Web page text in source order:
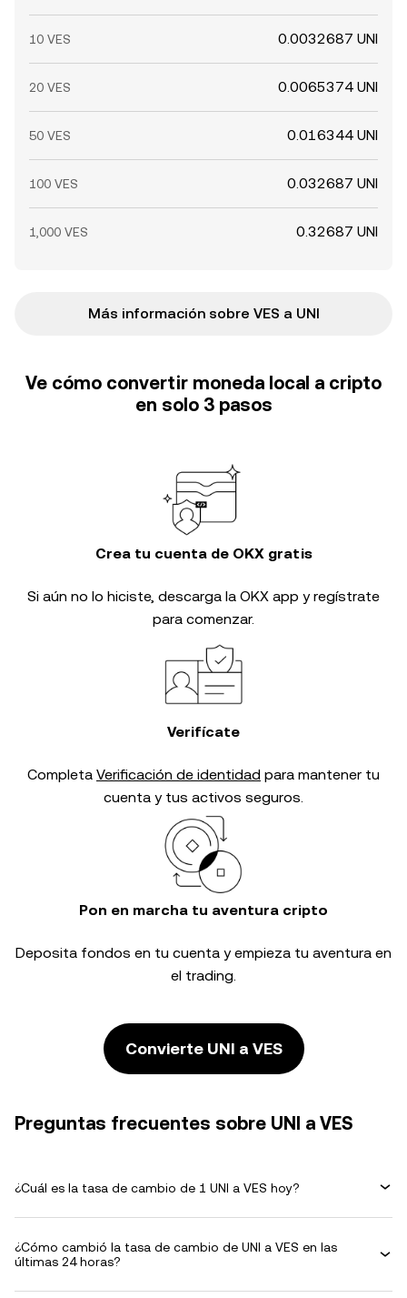
10 VES 0.0032687 UNI
20 VES 0.0065374 UNI
50 VES 0.016344 UNI
100 VES 0.032687 UNI
1,000 VES 0.32687 UNI
Más información sobre VES a UNI
Ve cómo convertir moneda local a cripto
en solo 3 pasos
Crea tu cuenta de OKX gratis
Si aún no lo hiciste, descarga la OKX app y regístrate
para comenzar.
Verifícate
Completa Verificación de identidad para mantener tu
cuenta y tus activos seguros.
Pon en marcha tu aventura cripto
Deposita fondos en tu cuenta y empieza tu aventura en
el trading.
Convierte UNI a VES
Preguntas frecuentes sobre UNI a VES
¿Cuál es la tasa de cambio de 1 UNI a VES hoy?
¿Cómo cambió la tasa de cambio de UNI a VES en las
últimas 24 horas?